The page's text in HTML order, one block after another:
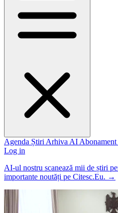
Agenda Știri Arhiva AI Abonament
Log in
AI-ul nostru scanează mii de știri
importante noutăți pe Citesc.Eu. →